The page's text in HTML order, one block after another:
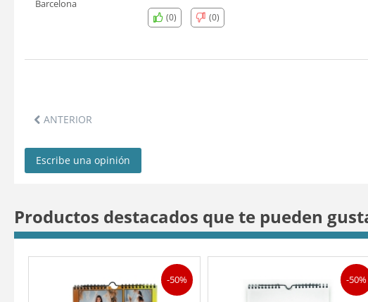
Barcelona
(0) (0)
ANTERIOR
Escribe una opinión
Productos destacados que te pueden
-50% -50%